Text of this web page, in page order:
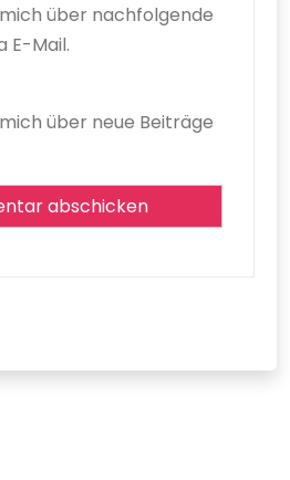
über nachfolgende
E-Mail.
über neue Beiträge